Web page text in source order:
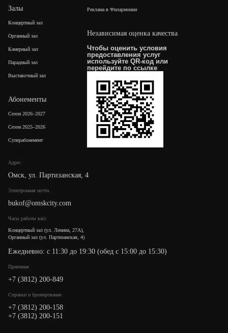
Адрес
Омск, ул. Партизанская, 4
Электронная почта
bukof@omskcity.com
Часы работы касс
Концертный зал (ул. Ленина, 27А),
Органный зал (ул. Партизанская, 4)
Ежедневно: с 11:30 до 19:30 (обед с 15:00 до 15:30)
Приемная
+7 (3812) 200-849
Cправки и бронирование
+7 (3812) 200-158
+7 (3812) 200-151
Залы
Концертный зал
Органный зал
Камерный зал
Парадный зал
Выставочный зал
Абонементы
Сезон 2026–2027
Сезон 2025–2026
Суперабонемент
Реклама в Филармонии
Независимая оценка качества
Чтобы оценить условия
предоставления услуг
используйте QR-код или
перейдите по ссылке